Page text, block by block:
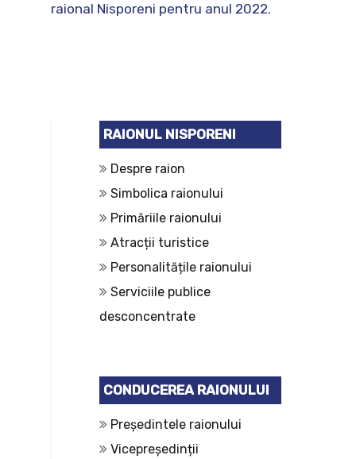
raional Nisporeni pentru anul 2022.
RAIONUL NISPORENI
Despre raion
Simbolica raionului
Primăriile raionului
Atracții turistice
Personalitățile raionului
Serviciile publice
desconcentrate
CONDUCEREA RAIONULUI
Președintele raionului
Vicepreședinții